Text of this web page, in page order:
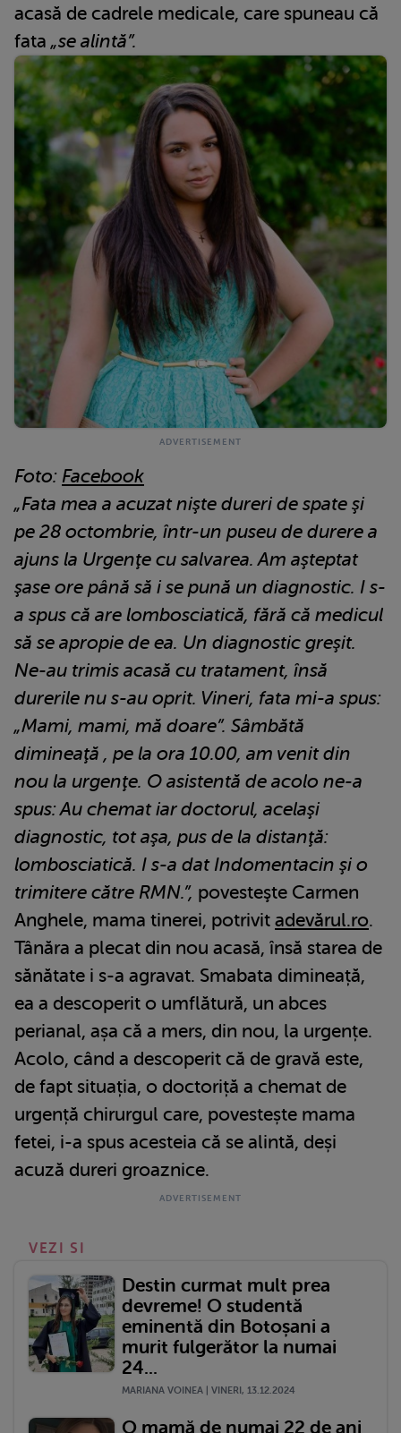
acasă de cadrele medicale, care spuneau că
fata „se alintă”.
Foto: Facebook
„Fata mea a acuzat nişte dureri de spate şi
pe 28 octombrie, într-un puseu de durere a
ajuns la Urgenţe cu salvarea. Am aşteptat
şase ore până să i se pună un diagnostic. I s-
a spus că are lombosciatică, fără că medicul
să se apropie de ea. Un diagnostic greşit.
Ne-au trimis acasă cu tratament, însă
durerile nu s-au oprit. Vineri, fata mi-a spus:
„Mami, mami, mă doare”. Sâmbătă
dimineaţă , pe la ora 10.00, am venit din
nou la urgenţe. O asistentă de acolo ne-a
spus: Au chemat iar doctorul, acelaşi
diagnostic, tot aşa, pus de la distanţă:
lombosciatică. I s-a dat Indomentacin şi o
trimitere către RMN.”, povesteşte Carmen
Anghele, mama tinerei, potrivit adevărul.ro.
Tânăra a plecat din nou acasă, însă starea de
sănătate i s-a agravat. Smabata dimineață,
ea a descoperit o umflătură, un abces
perianal, așa că a mers, din nou, la urgențe.
Acolo, când a descoperit că de gravă este,
de fapt situația, o doctoriță a chemat de
urgență chirurgul care, povestește mama
fetei, i-a spus acesteia că se alintă, deși
acuză dureri groaznice.
VEZI SI
Destin curmat mult prea
devreme! O studentă
eminentă din Botoșani a
murit fulgerător la numai
24...
MARIANA VOINEA | VINERI, 13.12.2024
O mamă de numai 22 de ani